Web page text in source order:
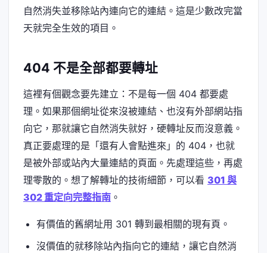
自然消失並移除站內連向它的連結。這是少數改完當
天就完全生效的項目。
404 不是全部都要轉址
這裡有個觀念要先建立：不是每一個 404 都要處
理。如果那個網址從來沒被連結、也沒有外部網站指
向它，那就讓它自然消失就好，硬轉址反而沒意義。
真正要處理的是「還有人會點進來」的 404，也就
是被外部或站內大量連結的頁面。先處理這些，再處
理零散的。想了解轉址的技術細節，可以看 301 與
302 重定向完整指南 。
有價值的舊網址用 301 轉到最相關的現有頁。
沒價值的就移除站內指向它的連結，讓它自然消